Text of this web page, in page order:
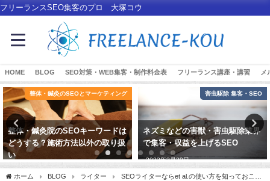
フリーランスSEO集客のプロ 大塚コウ
HOME BLOG SEO対策・WEB集客・制作料金表 フリーランス講座・講習 メ
整体・鍼灸のSEOとマーケティング
整体・鍼灸院のSEOキーワードは
どうする？施術方法以外の取り扱
い
害虫駆除 集客・SEO
ネズミなどの害獣・害虫駆除業界
で集客・収益を上げるSEO
2023年3月29日
ホーム BLOG ライター
SEOライターならet al.の使い方を知っておこ